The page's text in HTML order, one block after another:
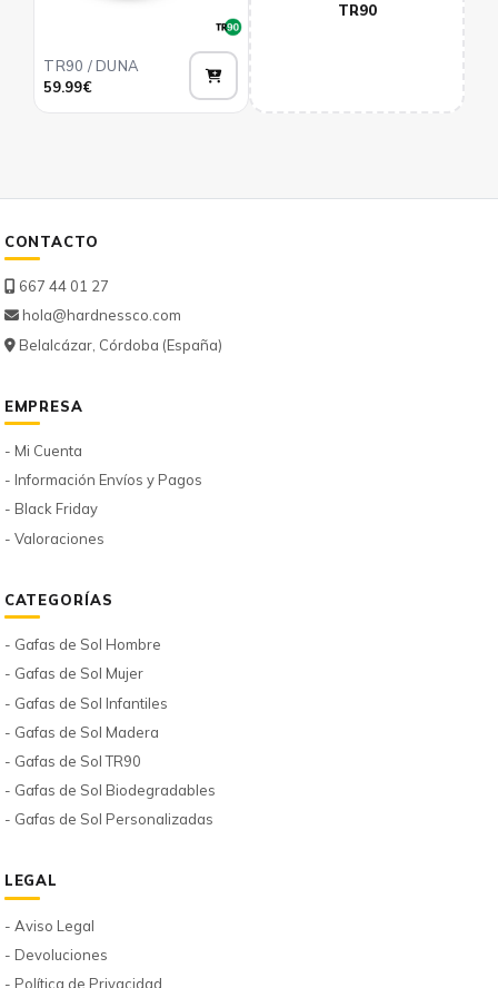
TR90 / DUNA
59.99€
Añadir
TR90
CONTACTO
667 44 01 27
hola@hardnessco.com
Belalcázar, Córdoba (España)
EMPRESA
- Mi Cuenta
- Información Envíos y Pagos
- Black Friday
- Valoraciones
CATEGORÍAS
- Gafas de Sol Hombre
- Gafas de Sol Mujer
- Gafas de Sol Infantiles
- Gafas de Sol Madera
- Gafas de Sol TR90
- Gafas de Sol Biodegradables
- Gafas de Sol Personalizadas
LEGAL
- Aviso Legal
- Devoluciones
- Política de Privacidad